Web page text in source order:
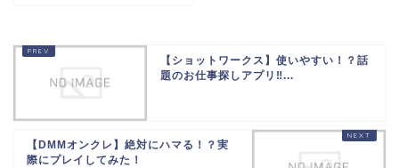
【ショットワークス】使いやすい！？話
題のお仕事探しアプリ‼...
【DMMオンクレ】絶対にハマる！？実
際にプレイしてみた！